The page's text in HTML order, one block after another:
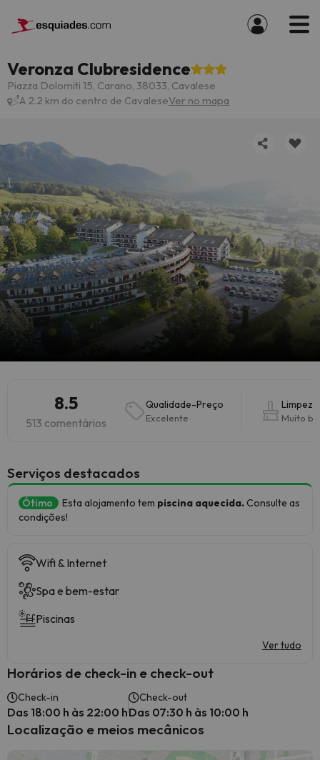
Veronza Clubresidence
Piazza Dolomiti 15, Carano, 38033, Cavalese
A 2.2 km do centro de CavaleseVer no mapa
8.5
513 comentários
Qualidade-Preço
Excelente
Limpeza
Muito
Serviços destacados
Ótimo Esta alojamento tem piscina aquecida. Consulte as
condições!
Wifi & Internet
Spa e bem-estar
Piscinas
Ver tudo
Horários de check-in e check-out
Check-in
Das 18:00 h às 22:00 h
Check-out
Das 07:30 h às 10:00 h
Localização e meios mecânicos